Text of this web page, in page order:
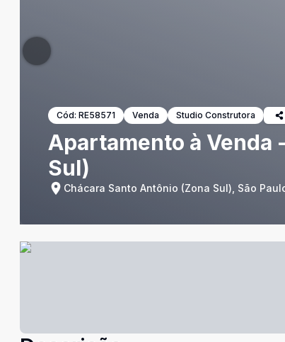
Cód: RE58571 Venda Studio Construtora
Apartamento à Venda
Sul)
Chácara Santo Antônio (Zona Sul), São